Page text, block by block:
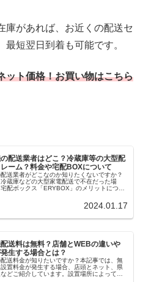
庫があれば、お近くの配送セ
短翌日到着も可能です。
ット価格！お買い物はこちら
配送業者はどこ？冷蔵庫等の大型配
ーム？料金や宅配BOXについて
送業者がどこなのか知りたくないですか？
蔵庫などの大型家電配送で不在だった場
配ボックス「ERYBOX」のメリットについ
避けて配達業者の到着を待ちましょう。
2024.01.17
送料は無料？店舗とWEBの違いや
生する場合とは？
送料金が知りたいですか？本記事では、無
置料金が発生する場合、店頭とネット、県
どご紹介しています。設置場所によっては